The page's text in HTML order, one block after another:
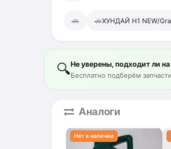
🚗 🚗ХУНДАЙ H1 NEW/
🔍Не уверены, подходит ли
Бесплатно подберём
Аналоги